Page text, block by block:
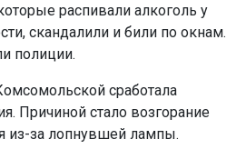
распивали алкоголь у
скандалили и били по окнам.
полиции.
сработала
Причиной стало возгорание
из-за лопнувшей лампы.